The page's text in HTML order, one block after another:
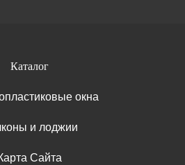
Каталог
окна
и лоджии
Сайта